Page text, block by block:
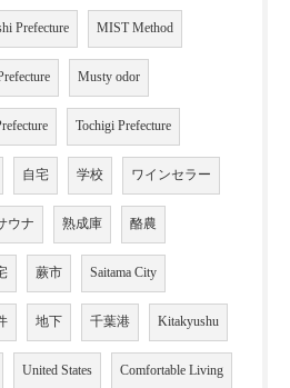
Prefecture MIST Method
Musty odor
Tochigi Prefecture
自宅 学校 ワインセラー
ウナ 熟成庫 酪農
蕨市 Saitama City
地下 千葉港 Kitakyushu
United States Comfortable Living